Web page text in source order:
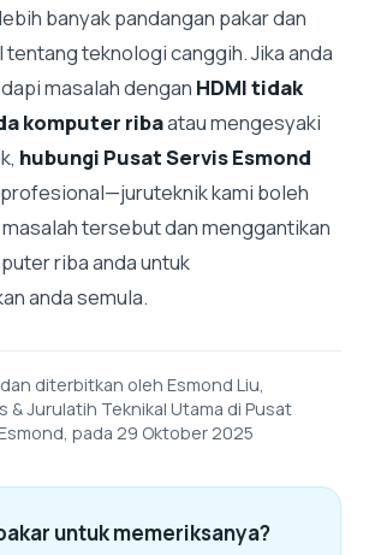
banyak pandangan pakar dan
teknologi canggih. Jika anda
masalah dengan HDMI tidak
komputer ribaatau mengesyaki
hubungi Pusat Servis Esmond
kami boleh
tersebut dan menggantikan
riba anda untuk
anda semula.
diterbitkan oleh Esmond Liu,
& Jurulatih Teknikal Utama di Pusat
pada 29 Oktober 2025
untuk memeriksanya?